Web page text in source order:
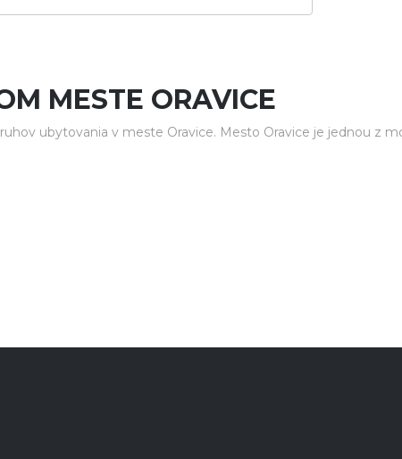
MESTE ORAVICE
ubytovania v meste Oravice. Mesto Oravice je jednou z